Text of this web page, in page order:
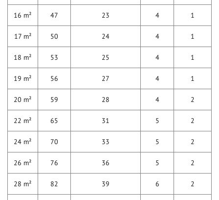
16 m² 47 23 4 1
17 m² 50 24 4 1
18 m² 53 25 4 1
19 m² 56 27 4 1
20 m² 59 28 4 2
22 m² 65 31 5 2
24 m² 70 33 5 2
26 m² 76 36 5 2
28 m² 82 39 6 2